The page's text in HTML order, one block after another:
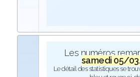
Les numéros
samedi 05/
Le détail des statistiques se